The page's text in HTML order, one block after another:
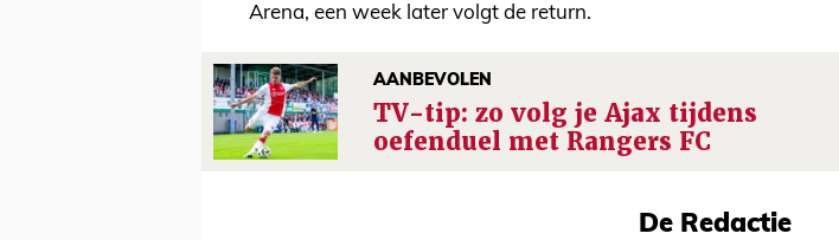
Arena, een week later volgt de return.
AANBEVOLEN
TV-tip: zo volg je Ajax tijdens
oefenduel met Rangers FC
De Redactie